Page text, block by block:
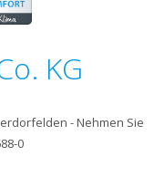
KG
- Nehmen Sie
0